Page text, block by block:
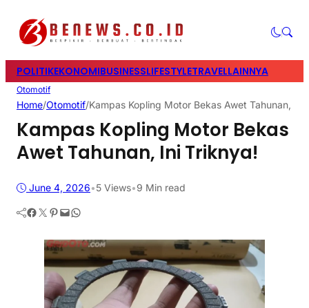
POLITIKEKONOMIBUSINESSLIFESTYLETRAVELLAINNYA
Otomotif
Home/Otomotif/Kampas Kopling Motor Bekas Awet Tahunan, Ini
Kampas Kopling Motor Bekas
Awet Tahunan, Ini Triknya!
June 4, 2026•5 Views•9 Min read
Facebook Twitter Pinterest Mail WhatsApp